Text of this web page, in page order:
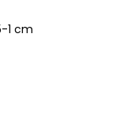
1 cm